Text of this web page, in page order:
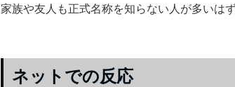
家族や友人も正式名称を知らない人が多いはず
ネットでの反応